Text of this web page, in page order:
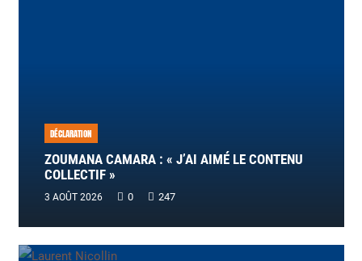
DÉCLARATION
ZOUMANA CAMARA : « J’AI AIMÉ LE CONTENU
COLLECTIF »
3 AOÛT 2026 0 247